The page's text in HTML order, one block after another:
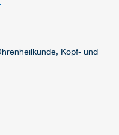
Kopf- und